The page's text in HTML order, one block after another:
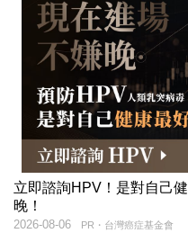
立即諮詢HPV！是對自己
晚！
PR・台灣癌症基金會
2026-08-06